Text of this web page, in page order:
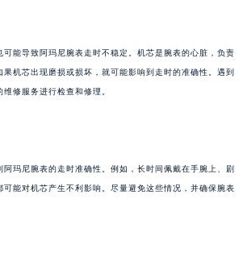
能导致阿玛尼腕表走时不稳定。机芯是腕表的心脏，负责
机芯出现磨损或损坏，就可能影响到走时的准确性。遇到
修服务进行检查和修理。
玛尼腕表的走时准确性。例如，长时间佩戴在手腕上、剧
能对机芯产生不利影响。尽量避免这些情况，并确保腕表